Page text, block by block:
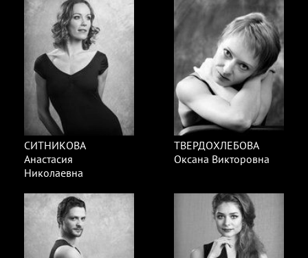
СИТНИКОВА
Анастасия
Николаевна
ТВЕРДОХЛЕБОВА
Оксана Викторовна